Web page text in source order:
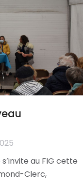
au FIG cette
Clerc,